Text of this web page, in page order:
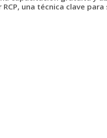
RCP, una técnica clave para